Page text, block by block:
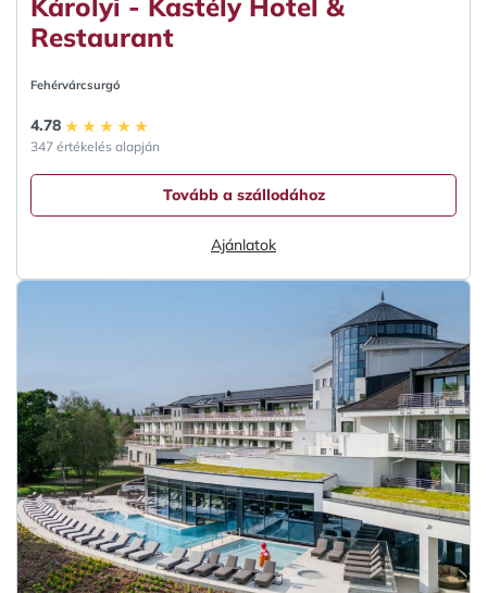
Károlyi - Kastély Hotel &
Restaurant
Fehérvárcsurgó
4.78
347 értékelés alapján
Tovább a szállodához
Ajánlatok